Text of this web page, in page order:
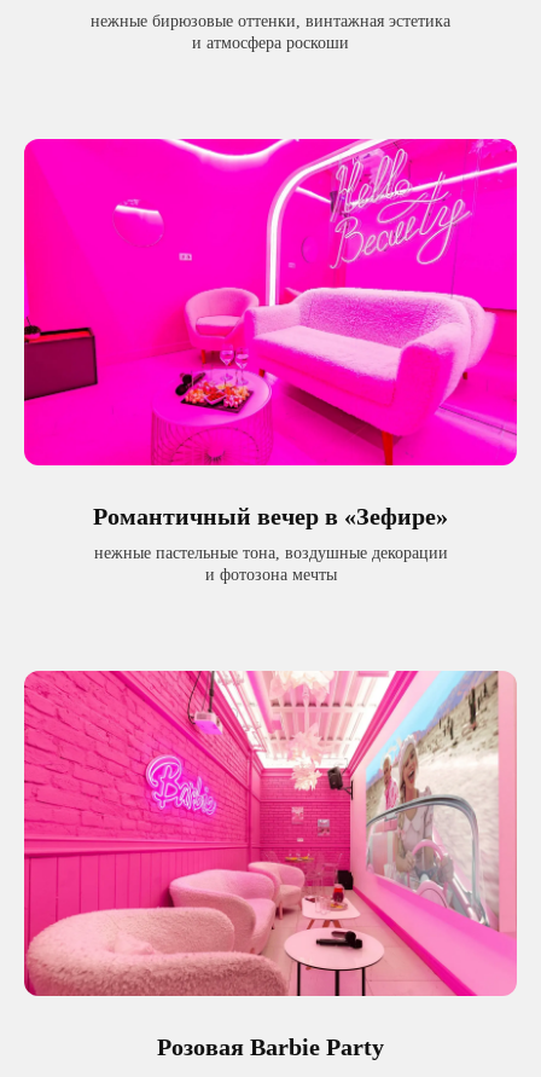
нежные бирюзовые оттенки, винтажная эстетика
и атмосфера роскоши
Романтичный вечер в «Зефире»
нежные пастельные тона, воздушные декорации
и фотозона мечты
Розовая Barbie Party